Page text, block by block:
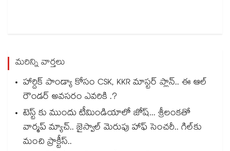
మరిన్ని వార్తలు
హార్దిక్ పాండ్యా కోసం CSK, KKR మాస్టర్ ప్లాన్.. ఈ ఆల్
రౌండర్ అవసరం ఎవరికి .?
టెస్ట్ కు ముందు టీమిండియాలో జోష్... శ్రీలంకతో
వార్మప్ మ్యాచ్.. జైస్వాల్‌‌ మెరుపు హాఫ్‌‌ సెంచరీ.. గిల్‌‌కు
మంచి ప్రాక్టీస్‌‌..